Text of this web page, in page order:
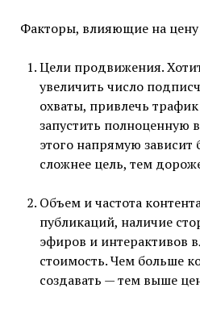
Факторы, влияющие на
Цели продвижения.
увеличить число
охваты, привлечь
запустить полноценную
этого напрямую
сложнее цель, тем
Объем и частота
публикаций, наличие
эфиров и интерактивов
стоимость. Чем больше
создавать — тем выше